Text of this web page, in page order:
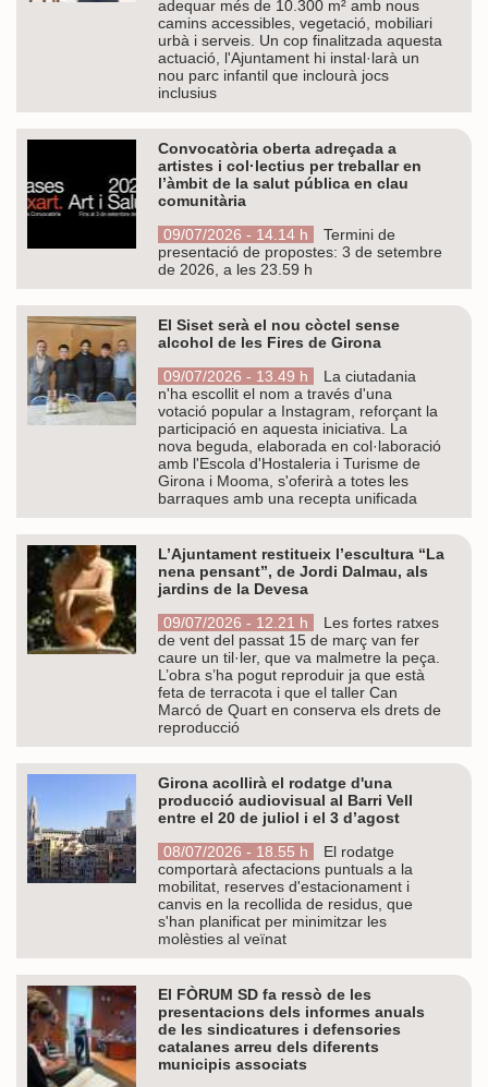
adequar més de 10.300 m² amb nous
camins accessibles, vegetació, mobiliari
urbà i serveis. Un cop finalitzada aquesta
actuació, l'Ajuntament hi instal·larà un
nou parc infantil que inclourà jocs
inclusius
Convocatòria oberta adreçada a
artistes i col·lectius per treballar en
l’àmbit de la salut pública en clau
comunitària
09/07/2026 - 14.14 h
Termini de
presentació de propostes: 3 de setembre
de 2026, a les 23.59 h
El Siset serà el nou còctel sense
alcohol de les Fires de Girona
09/07/2026 - 13.49 h
La ciutadania
n'ha escollit el nom a través d'una
votació popular a Instagram, reforçant la
participació en aquesta iniciativa. La
nova beguda, elaborada en col·laboració
amb l'Escola d'Hostaleria i Turisme de
Girona i Mooma, s'oferirà a totes les
barraques amb una recepta unificada
L’Ajuntament restitueix l’escultura “La
nena pensant”, de Jordi Dalmau, als
jardins de la Devesa
09/07/2026 - 12.21 h
Les fortes ratxes
de vent del passat 15 de març van fer
caure un til·ler, que va malmetre la peça.
L’obra s’ha pogut reproduir ja que està
feta de terracota i que el taller Can
Marcó de Quart en conserva els drets de
reproducció
Girona acollirà el rodatge d'una
producció audiovisual al Barri Vell
entre el 20 de juliol i el 3 d’agost
08/07/2026 - 18.55 h
El rodatge
comportarà afectacions puntuals a la
mobilitat, reserves d'estacionament i
canvis en la recollida de residus, que
s'han planificat per minimitzar les
molèsties al veïnat
El FÒRUM SD fa ressò de les
presentacions dels informes anuals
de les sindicatures i defensories
catalanes arreu dels diferents
municipis associats